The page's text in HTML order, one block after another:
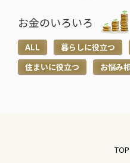
お金のいろいろ
ALL 暮らしに役立つ
住まいに役立つ
お悩み